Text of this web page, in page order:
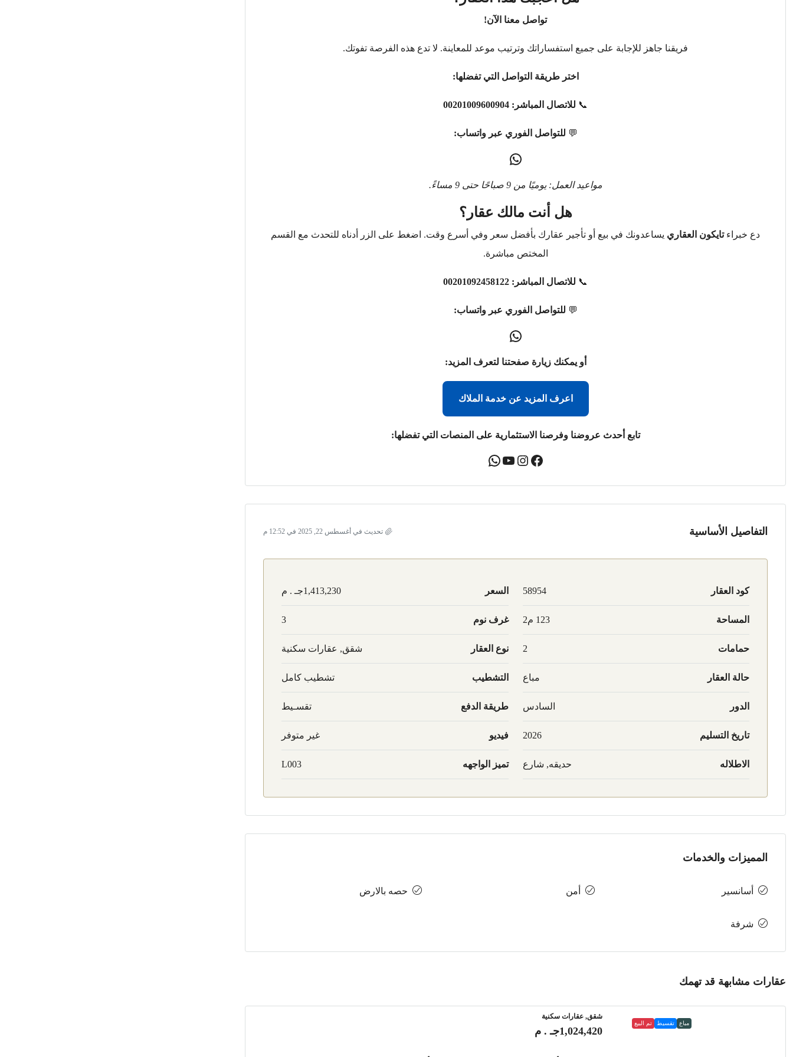
تواصل معنا الآن!
فريقنا جاهز للإجابة على جميع استفساراتك وترتيب موعد للمعاينة. لا تدع هذه الفرصة تفوتك.
اختر طريقة التواصل التي تفضلها:
📞 للاتصال المباشر: 00201009600904
💬 للتواصل الفوري عبر واتساب:
مواعيد العمل: يوميًا من 9 صباحًا حتى 9 مساءً.
هل أنت مالك عقار؟
دع خبراءتايكون العقاري يساعدونك في بيع أو تأجير عقارك بأفضل سعر وفي أسرع وقت. اضغط على الزر أدناه للتحدث مع القسم
المختص مباشرة.
📞 للاتصال المباشر: 00201092458122
💬 للتواصل الفوري عبر واتساب:
أو يمكنك زيارة صفحتنا لتعرف المزيد:
اعرف المزيد عن خدمة الملاك
تابع أحدث عروضنا وفرصنا الاستثمارية على المنصات التي تفضلها:
التفاصيل الأساسية تحديث في أغسطس 22, 2025 في 12:52 م
كود العقار 58954 السعر 1,413,230جـ . م
المساحة 123 م2 غرف نوم 3
حمامات 2 نوع العقار شقق, عقارات سكنية
حالة العقار مباع التشطيب تشطيب كامل
الدور السادس طريقة الدفع تقسـيط
تاريخ التسليم 2026 فيديو غير متوفر
الاطلاله حديقه, شارع تميز الواجهه L003
المميزات والخدمات
أسانسير أمن حصه بالارض
شرفة
عقارات مشابهة قد تهمك
مباع تقسيط تم البيع
شقق, عقارات سكنية
1,024,420جـ . م